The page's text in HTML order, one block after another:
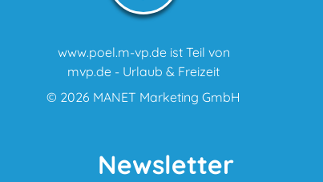
www.poel.m-vp.de ist Teil von
mvp.de - Urlaub & Freizeit
© 2026 MANET Marketing GmbH
Newsletter